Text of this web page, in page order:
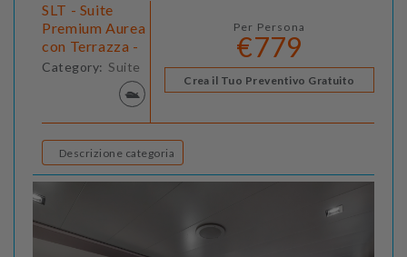
SLT - Suite
Premium Aurea
con Terrazza -
Category: Suite
Per Persona
€779
Crea il Tuo Preventivo Gratuito
Descrizione categoria